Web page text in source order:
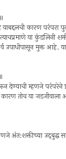
कारण परंपरा
या कुंडलिनी
उपाधीपासून मुक्त आहे.
देण्याची म्हणजे परंपरेने
तोच या जडजीवाला
अंत:शक्तीच्या उद्‍बुद्ध